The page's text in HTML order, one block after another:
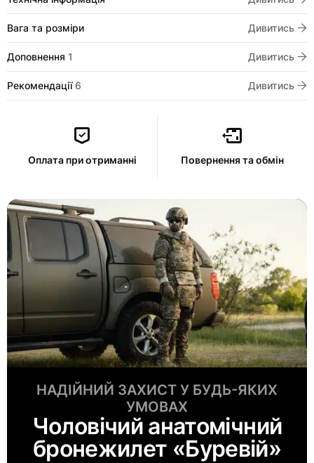
Вага та розміри Дивитись
Доповнення 1 Дивитись
Рекомендації6 Дивитись
Оплата при отриманні Повернення та обмін
НАДІЙНИЙ ЗАХИСТ У БУДЬ-ЯКИХ
УМОВАХ
Чоловічий анатомічний
бронежилет «Буревій»